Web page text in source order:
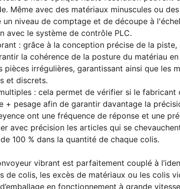
Même avec des matériaux minuscules ou
niveau de comptage et de découpe à
avec le système de contrôle PLC.
: grâce à la conception précise de la
la cohérence de la posture du matériau
pièces irrégulières, garantissant ainsi que les
et discrets.
: cela permet de vérifier si le
pesage afin de garantir davantage la
ont une fréquence de réponse et une
avec précision les articles qui se
100 % dans la quantité de chaque colis.
vibrant est parfaitement couplé à
de colis, les excès de matériaux ou les colis
en fonctionnement à grande